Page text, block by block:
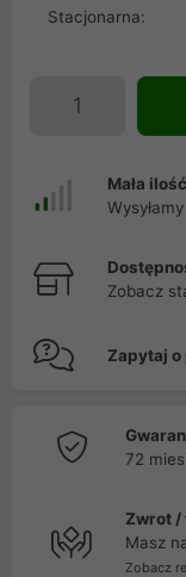
Stacjonarna:
Mała ilość
Zobacz
Zapytaj
72
Zwrot /
Masz
Zobacz